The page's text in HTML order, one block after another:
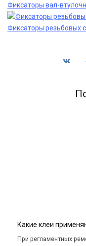
Фиксаторы вал-
Фиксаторы резьбовых
Какие клеи
При регламентных